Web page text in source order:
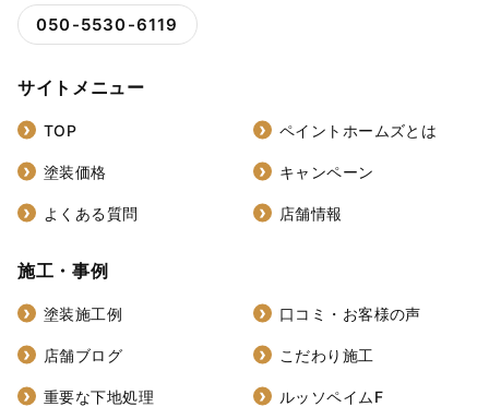
050-5530-6119
サイトメニュー
TOP ペイントホームズとは
塗装価格 キャンペーン
よくある質問 店舗情報
施工・事例
塗装施工例 口コミ・お客様の声
店舗ブログ こだわり施工
重要な下地処理 ルッソペイムF